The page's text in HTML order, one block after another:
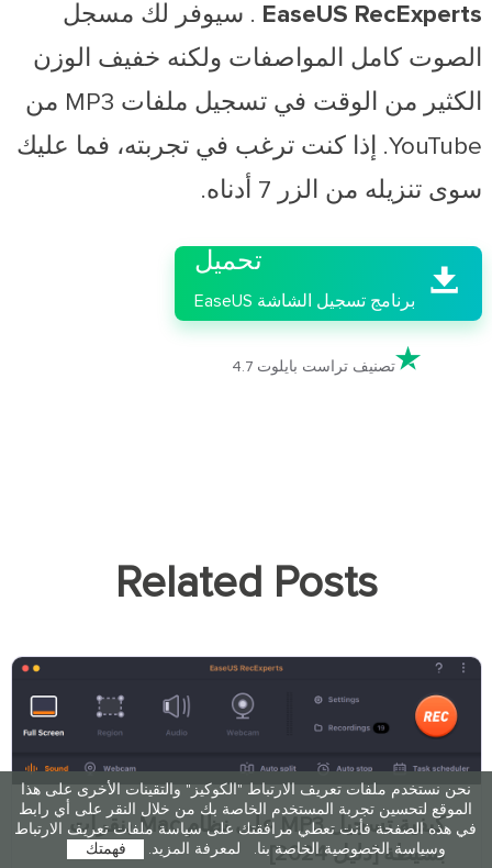
EaseUS RecExperts . سيوفر لك مسجل
الصوت كامل المواصفات ولكنه خفيف الوزن
الكثير من الوقت في تسجيل ملفات MP3 من
YouTube. إذا كنت ترغب في تجربته، فما عليك
سوى تنزيله من الزر 7 أدناه.


تحميل
برنامج تسجيل الشاشة EaseUS
تصنيف تراست بايلوت 4.7
Related Posts
كيفية تسجيل MP3 على نظام Mac بنقرات
بسيطة [دليل 2024]
نحن نستخدم ملفات تعريف الارتباط "الكوكيز" والتقينات الأخرى على هذا
الموقع لتحسين تجربة المستخدم الخاصة بك من خلال النقر على أي رابط
في هذه الصفحة فأنت تعطي مرافقتك على سياسة ملفات تعريف الارتباط
وسياسة الخصوصية الخاصة بنا.
لمعرفة المزيد. فهمتك